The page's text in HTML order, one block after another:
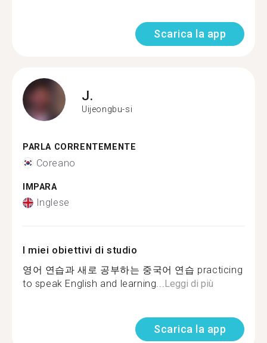
Scarica la app
J.
Uijeongbu-si
PARLA CORRENTEMENTE
Coreano
IMPARA
Inglese
I miei obiettivi di studio
영어 연습과 새로 공부하는 중국어 연습 practicing
to speak English and learning...Leggi di più
Scarica la app